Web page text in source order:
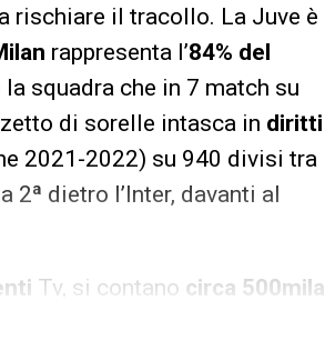
il tracollo. La Juve è
rappresenta l’84% del
squadra che in 7 match su
di sorelle intasca in diritti
2021-2022) su 940 divisi tra
dietro l’Inter, davanti al
Tv, si contano circa 500mila
gli juventini. Le tv non